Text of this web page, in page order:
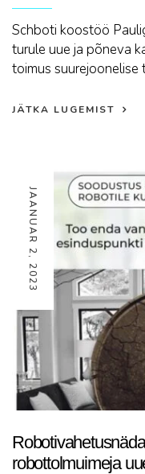
Schboti koostöö
turule uue ja põneva
toimus suurejoonelise
JÄTKA LUGEMIST
JAANUAR 2, 2023
robottolmuimeja